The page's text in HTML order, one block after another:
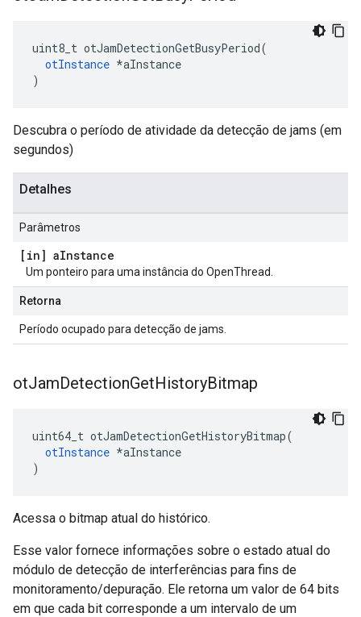
uint8_t otJamDetectionGetBusyPeriod(
otInstance *aInstance
)
Descubra o período de atividade da detecção de jams (em
segundos)
Detalhes
Parâmetros
[in] aInstance
Um ponteiro para uma instância do OpenThread.
Retorna
Período ocupado para detecção de jams.
otJamDetectionGetHistoryBitmap
uint64_t otJamDetectionGetHistoryBitmap(
otInstance *aInstance
)
Acessa o bitmap atual do histórico.
Esse valor fornece informações sobre o estado atual do
módulo de detecção de interferências para fins de
monitoramento/depuração. Ele retorna um valor de 64 bits
em que cada bit corresponde a um intervalo de um